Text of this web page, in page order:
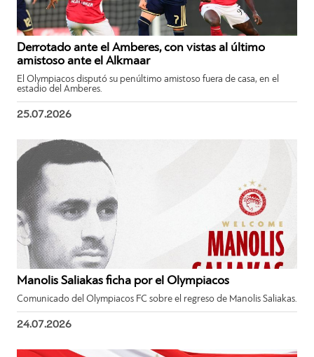
Derrotado ante el Amberes, con vistas al último
amistoso ante el Alkmaar
El Olympiacos disputó su penúltimo amistoso fuera de casa, en el
estadio del Amberes.
25.07.2026
Manolis Saliakas ficha por el Olympiacos
Comunicado del Olympiacos FC sobre el regreso de Manolis Saliakas.
24.07.2026